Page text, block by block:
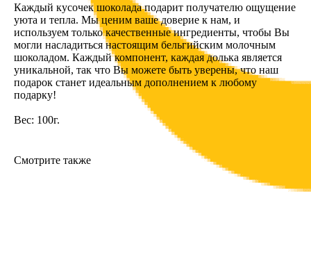
Каждый кусочек шоколада подарит получателю ощущение
уюта и тепла. Мы ценим ваше доверие к нам, и
используем только качественные ингредиенты, чтобы Вы
могли насладиться настоящим бельгийским молочным
шоколадом. Каждый компонент, каждая долька является
уникальной, так что Вы можете быть уверены, что наш
подарок станет идеальным дополнением к любому
подарку!
Вес: 100г.
Смотрите также